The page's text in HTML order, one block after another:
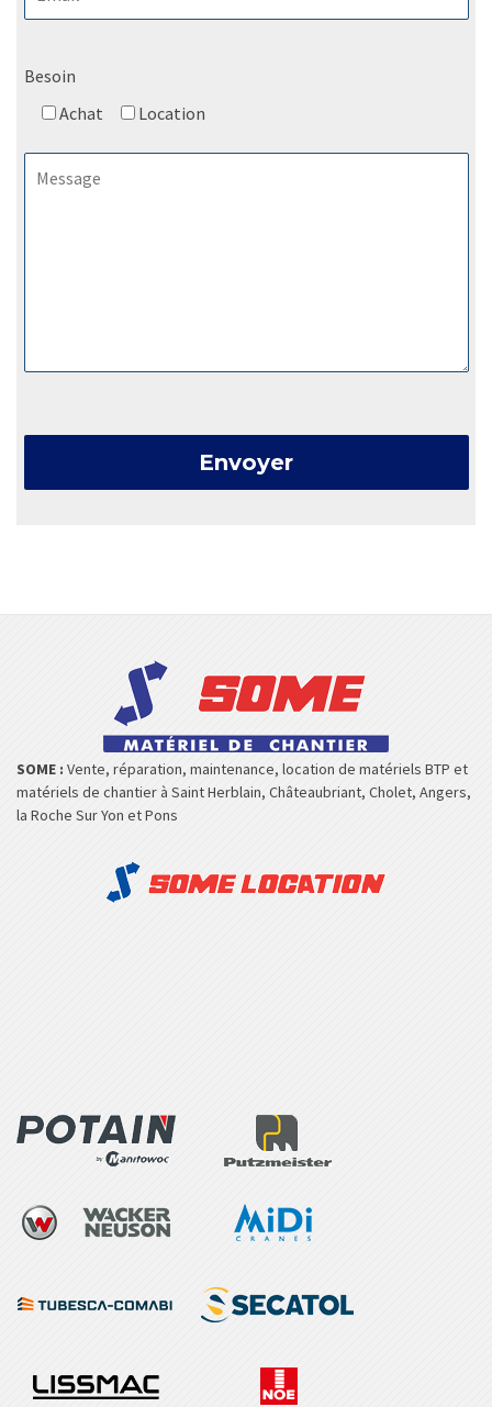
Besoin
Achat
Location
SOME : Vente, réparation, maintenance, location de matériels BTP et
matériels de chantier à Saint Herblain, Châteaubriant, Cholet, Angers,
la Roche Sur Yon et Pons